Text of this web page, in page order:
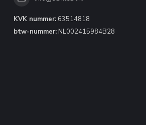
KVK nummer: 63514818
btw-nummer: NL002415984B28